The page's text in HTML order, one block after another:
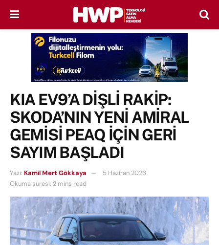
KIA EV9’A DİŞLİ RAKİP:
SKODA’NIN YENİ AMİRAL
GEMİSİ PEAQ İÇİN GERİ
SAYIM BAŞLADI
Yazı: Kamil Mert Gökkaya
5 Haziran 2026
Okuma süresi: 2 mins read